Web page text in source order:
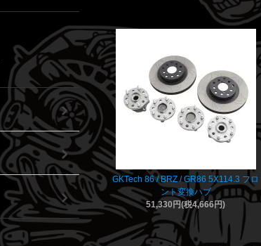
GKTech 86 / BRZ / GR86 5X114.3 フロ
ント変換ハブ
51,330円(税4,666円)